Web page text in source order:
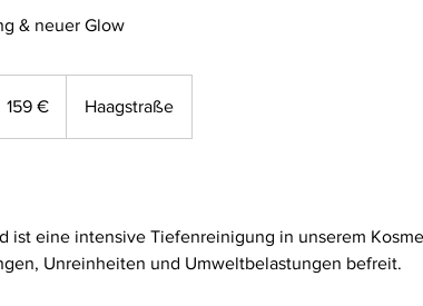
& neuer Glow
159 € Haagstraße
ist eine intensive Tiefenreinigung in unserem
Unreinheiten und Umweltbelastungen befreit.